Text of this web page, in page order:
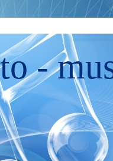
-